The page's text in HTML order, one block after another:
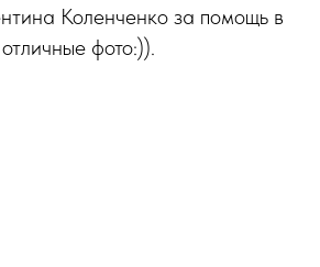
Коленченко за помощь в
фото:)).